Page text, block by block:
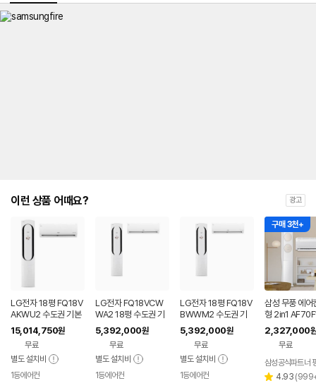
치
비
이런 상품 어때요? 광고
LG전자 18평 FQ18V
AKWU2 수도권 기본
설치 포함 투인원 에어
컨
15,014,750원
무료
별도 설치비
1등에어컨
LG전자 FQ18VCW
WA2 18평 수도권 기
본설치 포함 투인원 에
어컨
5,392,000원
무료
별도 설치비
1등에어컨
LG전자 18평 FQ18V
BWWM2 수도권 기
본설치 포함 투인원 에
어컨
5,392,000원
무료
별도 설치비
1등에어컨
구매 3천+
삼성 무풍 에어
형 2in1
BRS 일반배관
기본설치비포함
2,327,000원
무료
별 4.93 리
(